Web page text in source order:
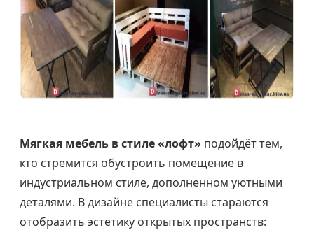
Мягкая мебель в стиле «лофт» подойдёт тем,
кто стремится обустроить помещение в
индустриальном стиле, дополненном уютными
деталями. В дизайне специалисты стараются
отобразить эстетику открытых пространств: